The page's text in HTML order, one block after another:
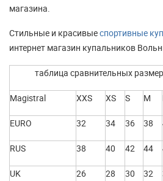
магазина.
Стильные и красивыеспортивные
интернет магазин купальников
таблица сравнительных
Magistral XXS XS S M
EURO 32 34 36 38
RUS 38 40 42 44
UK 26 28 30 32